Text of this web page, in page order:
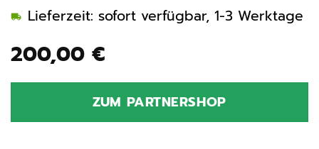
200,00 €
Lieferzeit: sofort verfügbar, 1-3 Werktage
ZUM PARTNERSHOP